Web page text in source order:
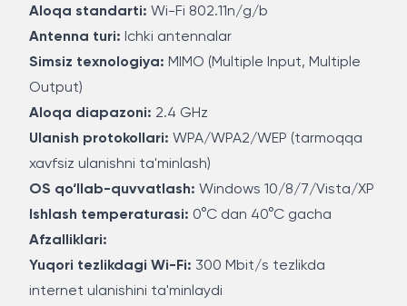
Aloqa standarti: Wi-Fi 802.11n/g/b
Antenna turi: Ichki antennalar
Simsiz texnologiya: MIMO (Multiple Input, Multiple
Output)
Aloqa diapazoni: 2.4 GHz
Ulanish protokollari: WPA/WPA2/WEP (tarmoqqa
xavfsiz ulanishni ta'minlash)
OS qo‘llab-quvvatlash: Windows 10/8/7/Vista/XP
Ishlash temperaturasi: 0°C dan 40°C gacha
Afzalliklari:
Yuqori tezlikdagi Wi-Fi: 300 Mbit/s tezlikda
internet ulanishini ta'minlaydi